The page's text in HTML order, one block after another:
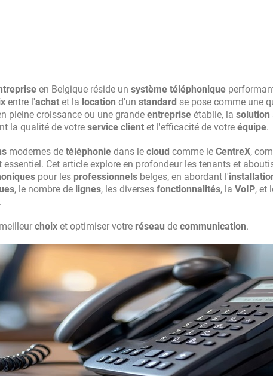
en Belgique réside un système téléphonique
entre l'achat et la location d'un standard se pose comme une
pleine croissance ou une grande entreprise établie, la solution
la qualité de votre service client et l'efficacité de votre équipe.
modernes de téléphonie dans le cloud comme le CentreX,
essentiel. Cet article explore en profondeur les tenants et
pour les professionnels belges, en abordant l'
, le nombre de lignes, les diverses fonctionnalités, la VoIP, et
choix et optimiser votre réseau de communication.